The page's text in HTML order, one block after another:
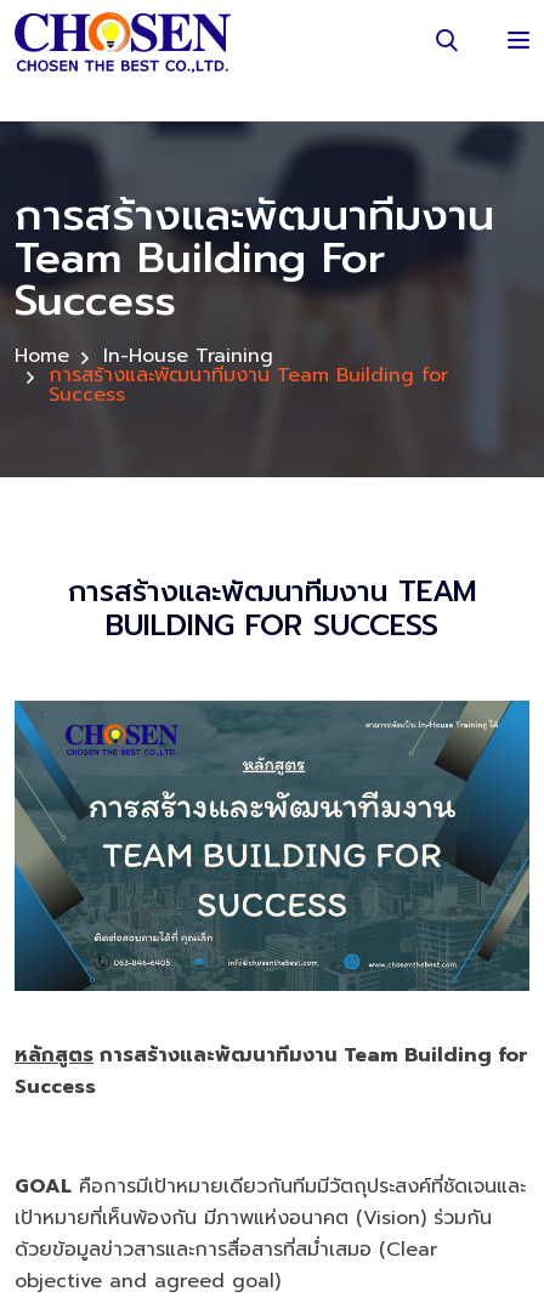
การสร้างและพัฒนาทีมงาน
Team Building For
Success
Home In-House Training
การสร้างและพัฒนาทีมงาน Team Building for
Success
การสร้างและพัฒนาทีมงาน TEAM
BUILDING FOR SUCCESS
หลักสูตร การสร้างและพัฒนาทีมงาน Team Building for
Success
GOAL คือการมีเป้าหมายเดียวกันทีมมีวัตถุประสงค์ที่ชัดเจนและ
เป้าหมายที่เห็นพ้องกัน มีภาพแห่งอนาคต (Vision) ร่วมกัน
ด้วยข้อมูลข่าวสารและการสื่อสารที่สม่ำเสมอ (Clear
objective and agreed goal)